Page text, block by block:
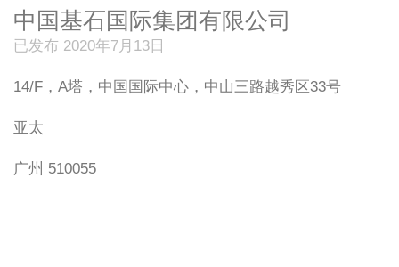
中国基石国际集团有限公司
已发布 2020年7月13日
14/F，A塔，中国国际中心，中山三路越秀区33号
亚太
广州 510055